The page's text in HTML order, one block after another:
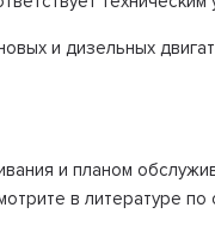
и дизельных
и планом
в литературе по